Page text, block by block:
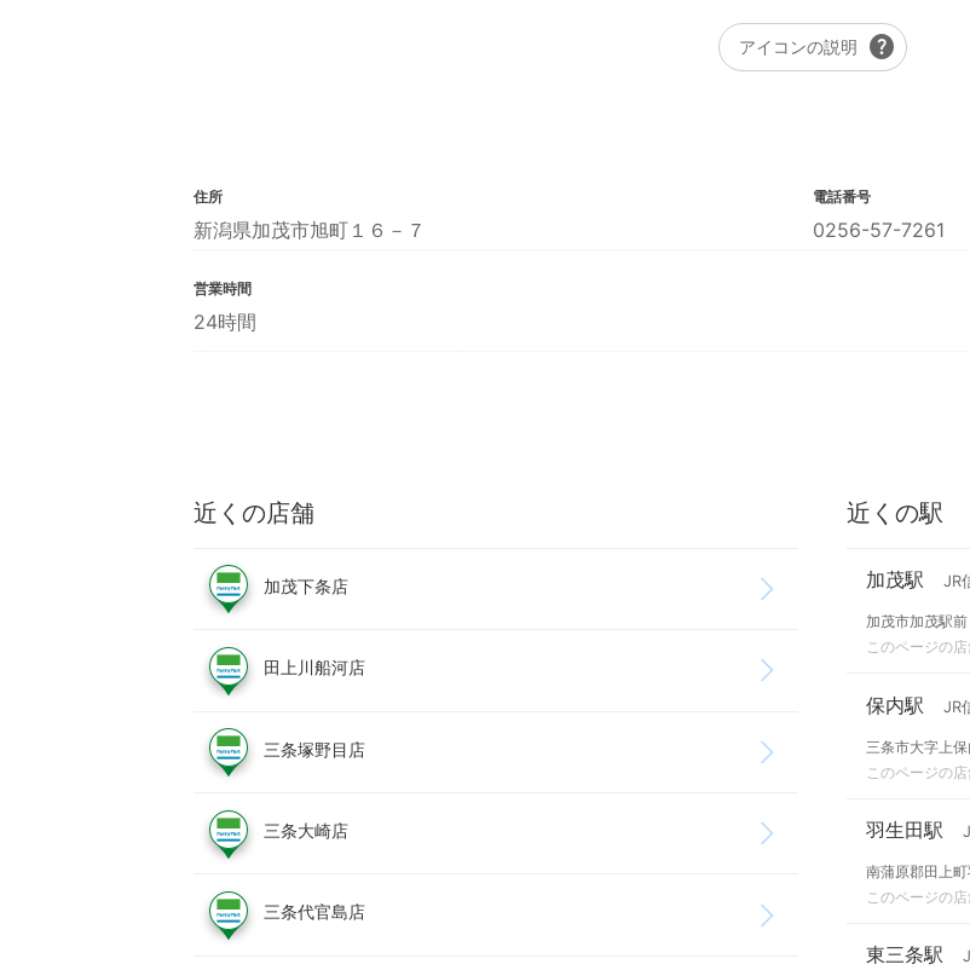
アイコンの説明 help
住所
新潟県加茂市旭町１６－７
電話番号
0256-57-7261
営業時間
24時間
近くの店舗
加茂下条店
田上川船河店
三条塚野目店
三条大崎店
三条代官島店
近くの駅
加茂駅 JR
加茂市加茂駅前
このページの
保内駅 JR
三条市大字上保
このページの
羽生田駅
南蒲原郡田上
このページの
東三条駅